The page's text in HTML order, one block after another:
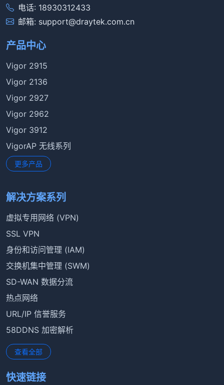
电话: 18930312433
邮箱: support@draytek.com.cn
产品中心
Vigor 2915
Vigor 2136
Vigor 2927
Vigor 2962
Vigor 3912
VigorAP 无线系列
更多产品
解决方案系列
虚拟专用网络 (VPN)
SSL VPN
身份和访问管理 (IAM)
交换机集中管理 (SWM)
SD-WAN 数据分流
热点网络
URL/IP 信誉服务
58DDNS 加密解析
查看全部
快速链接